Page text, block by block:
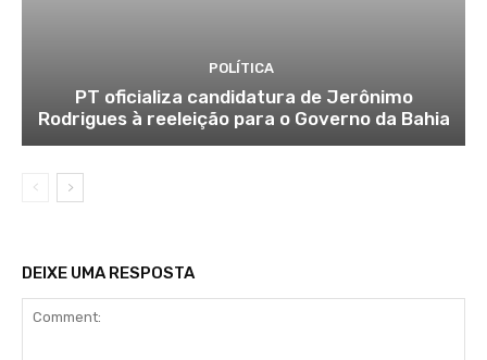
POLÍTICA
PT oficializa candidatura de Jerônimo
Rodrigues à reeleição para o Governo da Bahia
DEIXE UMA RESPOSTA